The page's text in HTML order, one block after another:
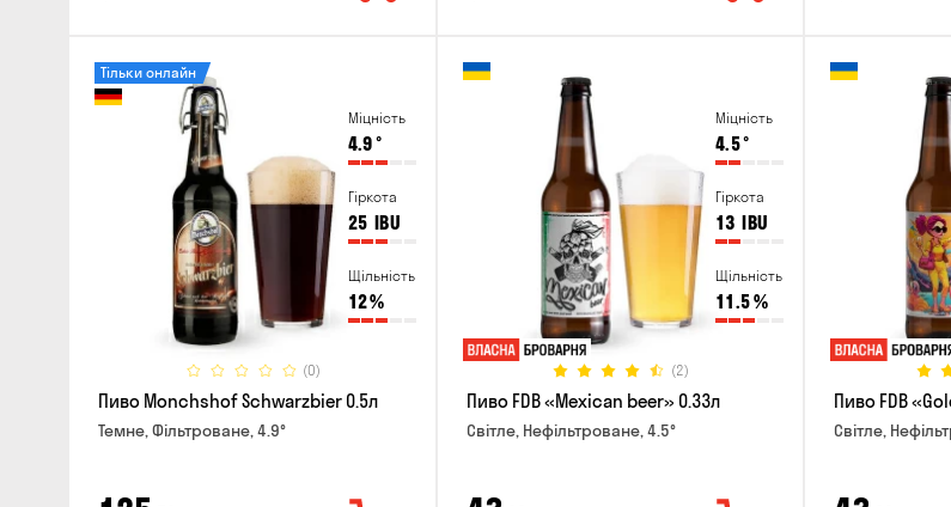
Міцність
4.9°
Гіркота
25 IBU
Щільність
12%
(0)
Тільки онлайн
Пиво Monchshof Schwarzbier 0.5л
Темне, Фільтроване, 4.9°
Міцність
4.5°
Гіркота
13 IBU
Щільність
11.5%
(2)
Пиво FDB «Mexican beer» 0.33л
Світле, Нефільтроване, 4.5°
Пиво FDB
Світле,